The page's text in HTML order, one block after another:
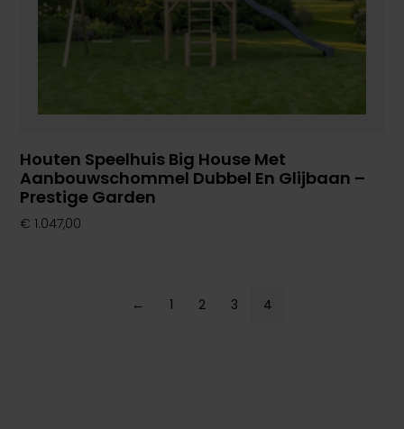
Houten Speelhuis Big House Met
Aanbouwschommel Dubbel En Glijbaan –
Prestige Garden
€ 1.047,00
← 1 2 3 4